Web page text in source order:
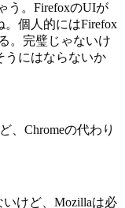
う。FirefoxのUIが
個人的にはFirefox
。完璧じゃないけ
うにはならないか
、Chromeの代わり
けど、Mozillaは必